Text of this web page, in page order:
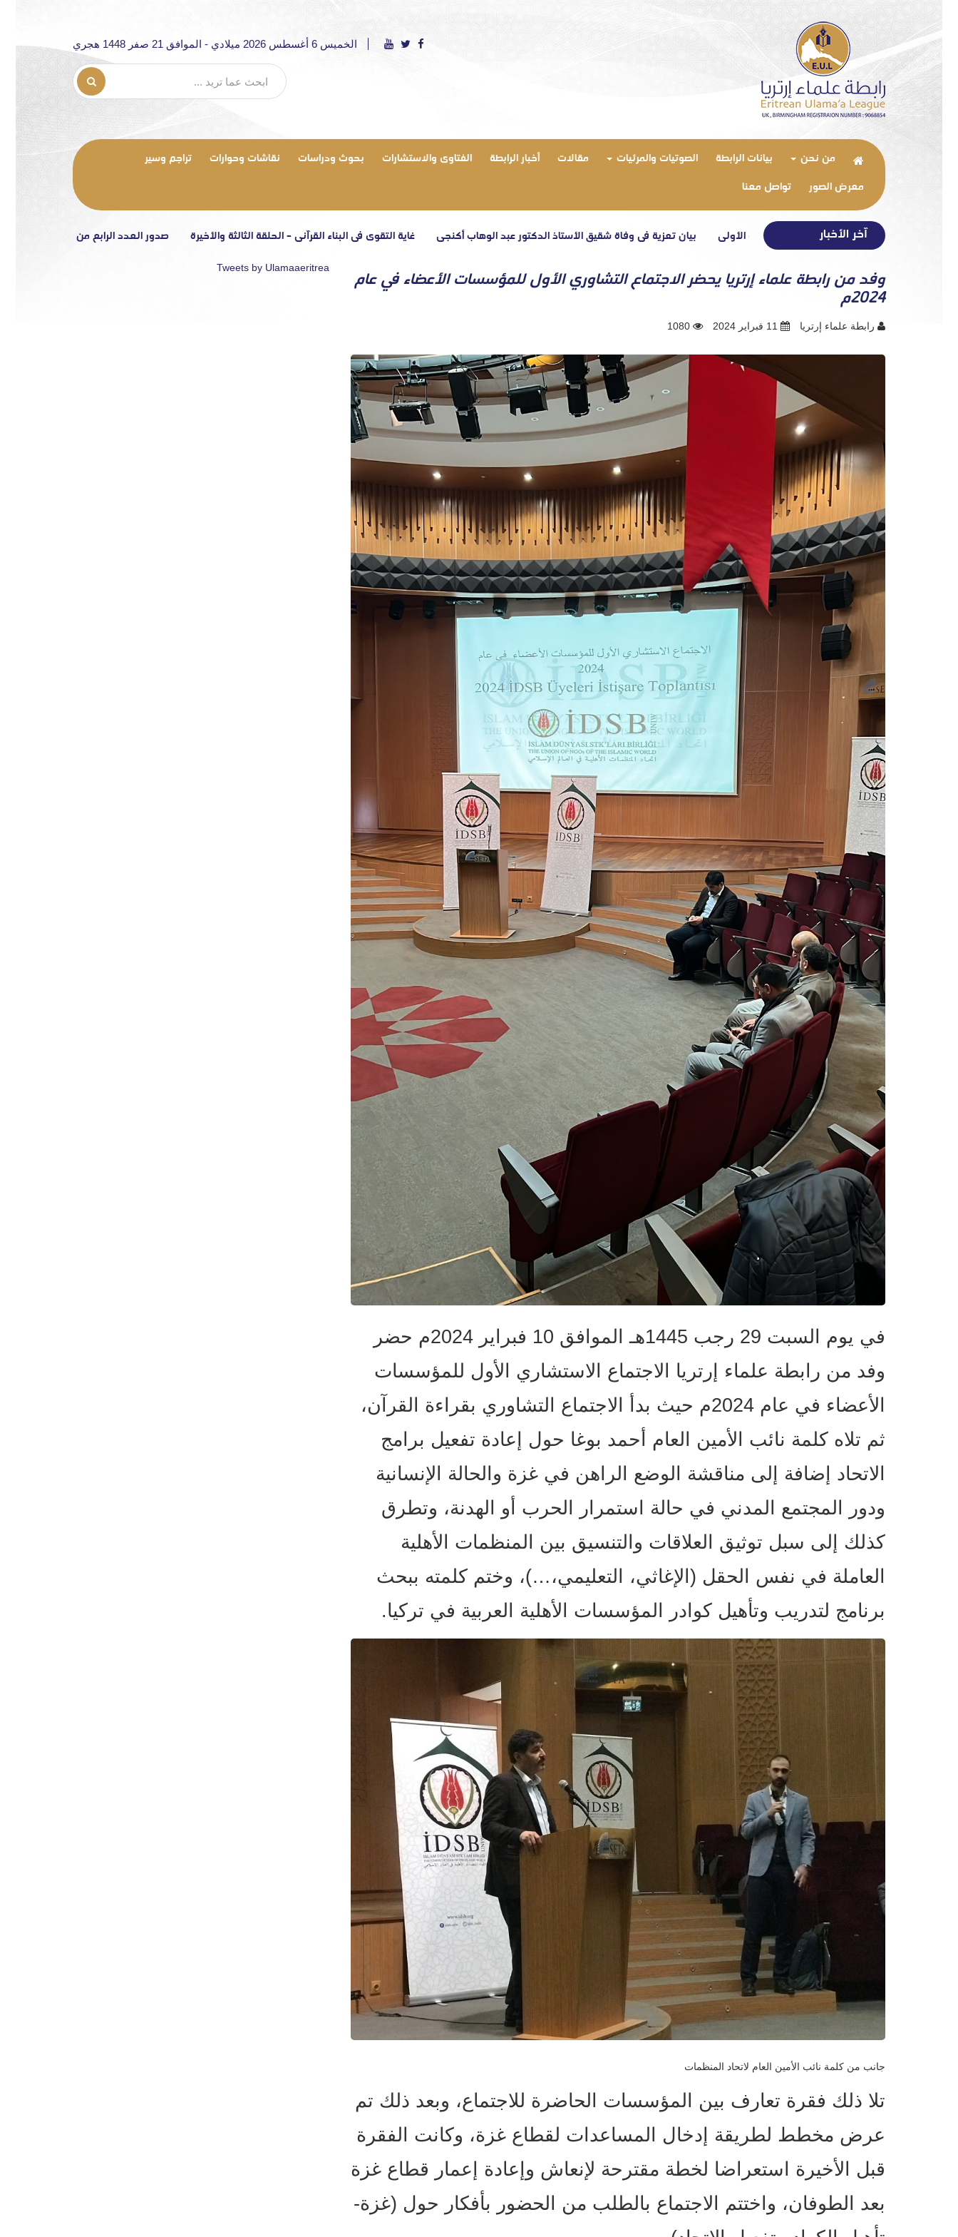
الخميس 6 أغسطس 2026 ميلادي - الموافق 21 صفر 1448 هجري
من نحن بيانات الرابطة الصوتيات والمرئيات مقالات أخبار الرابطة الفتاوى والاستشارات بحوث ودراسات نقاشات وحوارات
تراجم وسير
معرض الصور
تواصل معنا
آخر الأخبار بيان تعزية في وفاة شقيق الأستاذ الدكتور عبد الوهاب أكنجي غاية التقوى في البناء القرآني – الحلقة الثالثة والأخيرة صدور العدد الرابع من مجلة «الرابطة»
وفد من رابطة علماء إرتريا يحضر الاجتماع التشاوري الأول للمؤسسات الأعضاء في عام
2024م
رابطة علماء إرتريا
في يوم السبت 29 رجب 1445هـ الموافق 10 فبراير 2024م حضر
وفد من رابطة علماء إرتريا الاجتماع الاستشاري الأول للمؤسسات
الأعضاء في عام 2024م حيث بدأ الاجتماع التشاوري بقراءة القرآن،
ثم تلاه كلمة نائب الأمين العام أحمد بوغا حول إعادة تفعيل برامج
الاتحاد إضافة إلى مناقشة الوضع الراهن في غزة والحالة الإنسانية
ودور المجتمع المدني في حالة استمرار الحرب أو الهدنة، وتطرق
كذلك إلى سبل توثيق العلاقات والتنسيق بين المنظمات الأهلية
العاملة في نفس الحقل (الإغاثي، التعليمي،…)، وختم كلمته ببحث
برنامج لتدريب وتأهيل كوادر المؤسسات الأهلية العربية في تركيا.
جانب من كلمة نائب الأمين العام لاتحاد المنظمات
تلا ذلك فقرة تعارف بين المؤسسات الحاضرة للاجتماع، وبعد ذلك تم
عرض مخطط لطريقة إدخال المساعدات لقطاع غزة، وكانت الفقرة
قبل الأخيرة استعراضا لخطة مقترحة لإنعاش وإعادة إعمار قطاع غزة
بعد الطوفان، واختتم الاجتماع بالطلب من الحضور بأفكار حول (غزة-
Tweets by Ulamaaeritrea